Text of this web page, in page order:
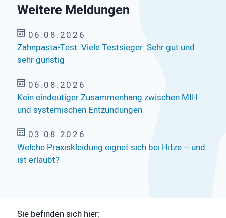
Weitere Meldungen
06.08.2026
Zahnpasta-Test: Viele Testsieger: Sehr gut und
sehr günstig
06.08.2026
Kein eindeutiger Zusammenhang zwischen MIH
und systemischen Entzündungen
03.08.2026
Welche Praxiskleidung eignet sich bei Hitze – und
ist erlaubt?
Sie befinden sich hier: